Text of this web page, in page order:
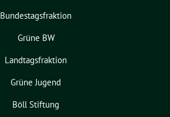
Bundestagsfraktion
Grüne BW
Landtagsfraktion
Grüne Jugend
Böll Stiftung